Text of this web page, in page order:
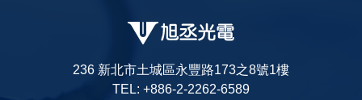
236 新北市土城區永豐路173之8號1樓
TEL: +886-2-2262-6589